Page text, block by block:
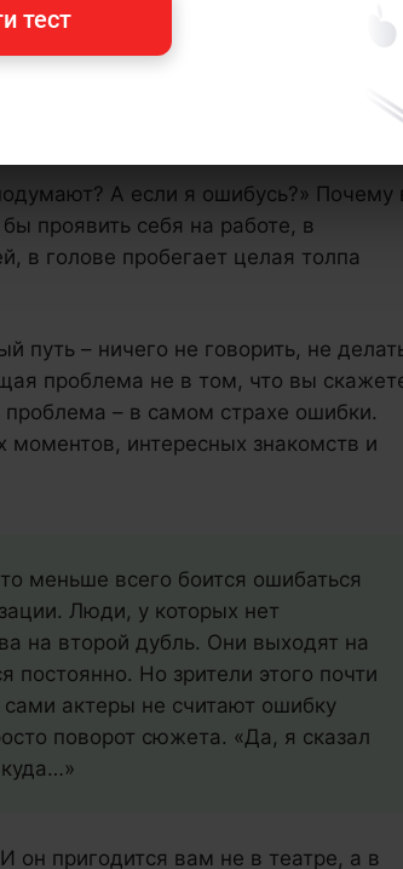
А если я ошибусь?» Почему
проявить себя на работе, в
в голове пробегает целая толпа
путь – ничего не говорить, не
проблема не в том, что вы
– в самом страхе ошибки.
интересных знакомств и
меньше всего боится ошибаться
Люди, у которых нет
на второй дубль. Они выходят на
постоянно. Но зрители этого почти
актеры не считают ошибку
поворот сюжета. «Да, я сказал
он пригодится вам не в театре, а в
тест